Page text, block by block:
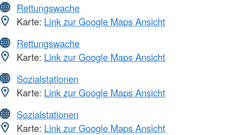
Rettungswache
Karte: Link zur Google Maps Ansicht
Rettungswache
Karte: Link zur Google Maps Ansicht
Sozialstationen
Karte: Link zur Google Maps Ansicht
Sozialstationen
Karte: Link zur Google Maps Ansicht